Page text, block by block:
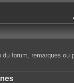
forum, remarques ou